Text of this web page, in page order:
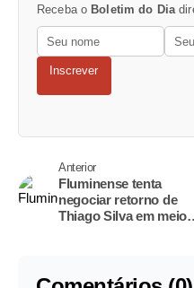
Receba o Boletim do Dia
Inscrever
Anterior
Fluminense tenta
negociar retorno de
Thiago Silva em meio